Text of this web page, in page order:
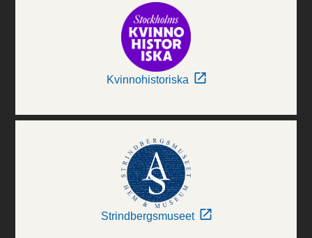
Kvinnohistoriska
Strindbergsmuseet